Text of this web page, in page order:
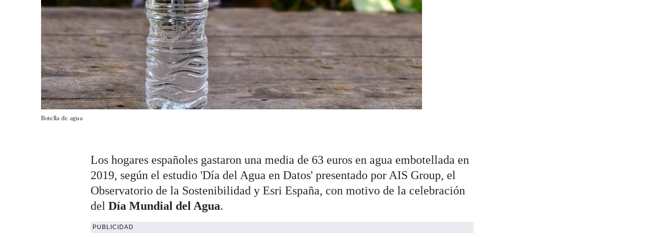
Botella de agua
Los hogares españoles gastaron una media de 63 euros en agua embotellada en
2019, según el estudio 'Día del Agua en Datos' presentado por AIS Group, el
Observatorio de la Sostenibilidad y Esri España, con motivo de la celebración
delDía Mundial del Agua.
PUBLICIDAD